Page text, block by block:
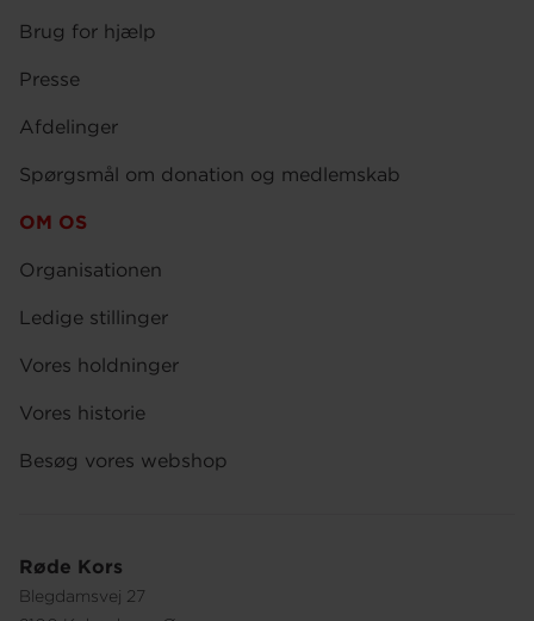
Røde Kors
Blegdamsvej 27
Brug for hjælp
Presse
Afdelinger
Spørgsmål om donation og medlemskab
OM OS
Organisationen
Ledige stillinger
Vores holdninger
Vores historie
Besøg vores webshop